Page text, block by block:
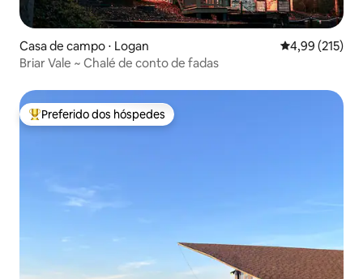
Casa de campo ⋅ Logan 4,99 de uma
4,99 (215)
Briar Vale ~ Chalé de conto de fadas
Entre os melhores preferidos dos hóspedes
Preferido dos hóspedes